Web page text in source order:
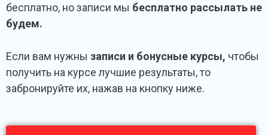
бесплатно, но записи мы бесплатно рассылать не
будем.
Если вам нужны записи и бонусные курсы, чтобы
получить на курсе лучшие результаты, то
забронируйте их, нажав на кнопку ниже.